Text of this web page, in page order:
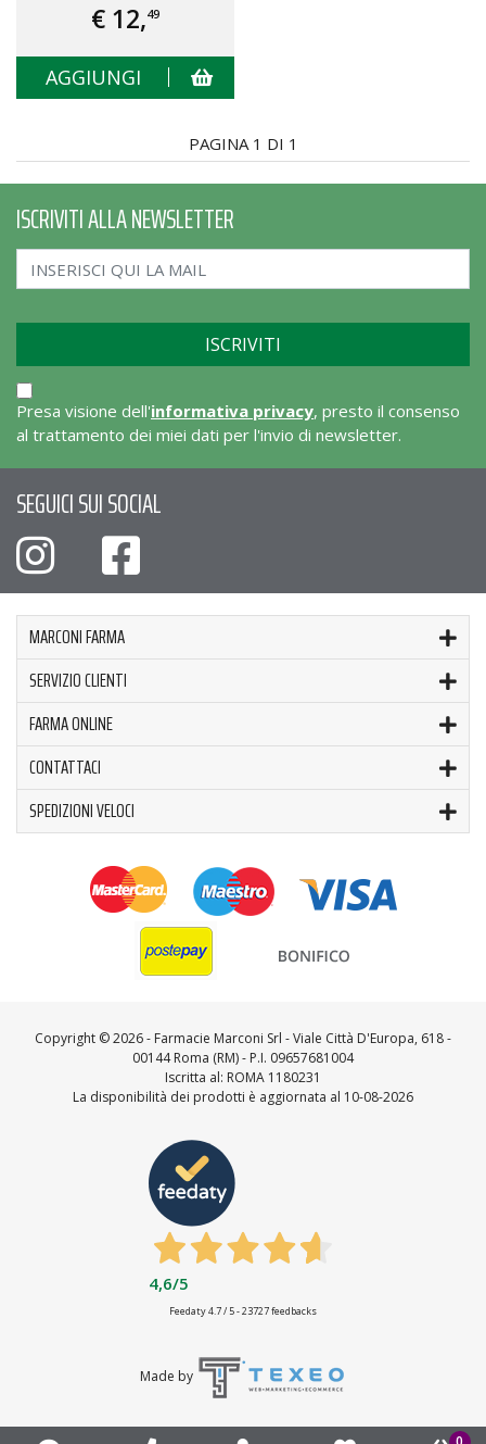
€ 12,49
AGGIUNGI
PAGINA 1 DI 1
ISCRIVITI ALLA NEWSLETTER
Presa visione dell'informativa privacy, presto il consenso
al trattamento dei miei dati per l'invio di newsletter.
SEGUICI SUI SOCIAL
MARCONI FARMA
SERVIZIO CLIENTI
FARMA ONLINE
CONTATTACI
SPEDIZIONI VELOCI
Copyright ©2026 - Farmacie Marconi Srl - Viale Città D'Europa, 618 -
00144 Roma (RM) - P.I. 09657681004
Iscritta al: ROMA 1180231
La disponibilità dei prodotti è aggiornata al 10-08-2026
4,6/5
Feedaty4.7/ 5-23727feedbacks
Made by